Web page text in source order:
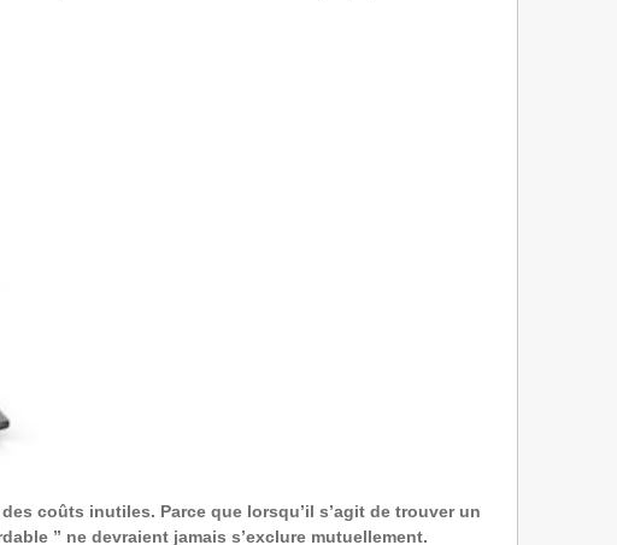
coûts inutiles. Parce que lorsqu’il s’agit de trouver un
” ne devraient jamais s’exclure mutuellement.